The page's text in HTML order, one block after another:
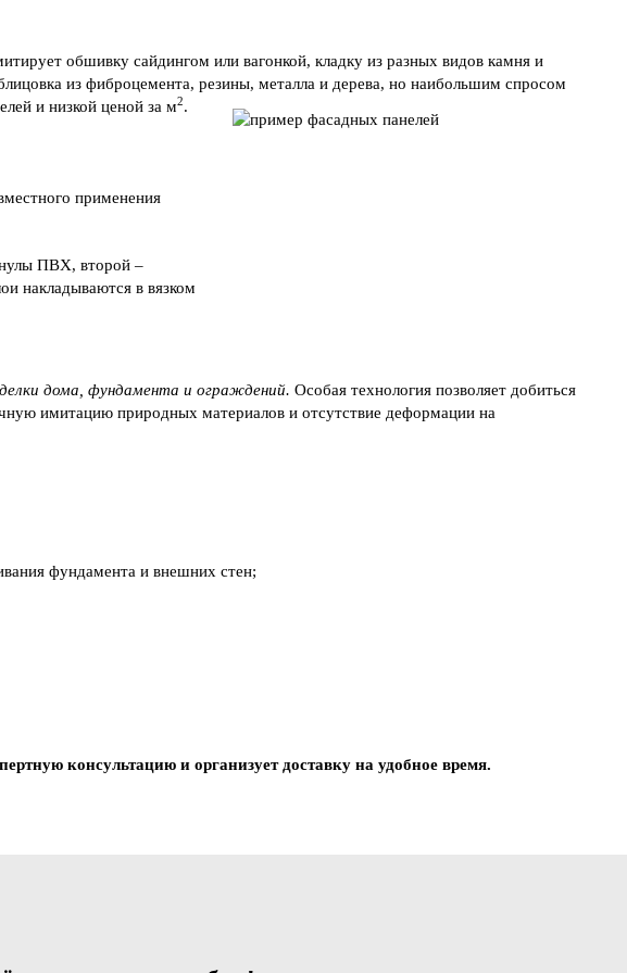
обшивку сайдингом или вагонкой, кладку из разных видов камня и
из фиброцемента, резины, металла и дерева, но наибольшим спросом
и низкой ценой за м2.
применения
ПВХ, второй –
накладываются в вязком
дома, фундамента и ограждений. Особая технология позволяет добиться
имитацию природных материалов и отсутствие деформации на
фундамента и внешних стен;
консультацию и организует доставку на удобное время.